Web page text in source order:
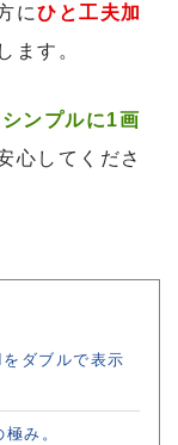
にひと工夫加
ます。
シンプルに1画
心してくださ
ダブルで表示
み。